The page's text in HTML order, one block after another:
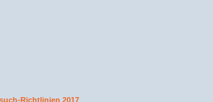
Richtlinien 2017